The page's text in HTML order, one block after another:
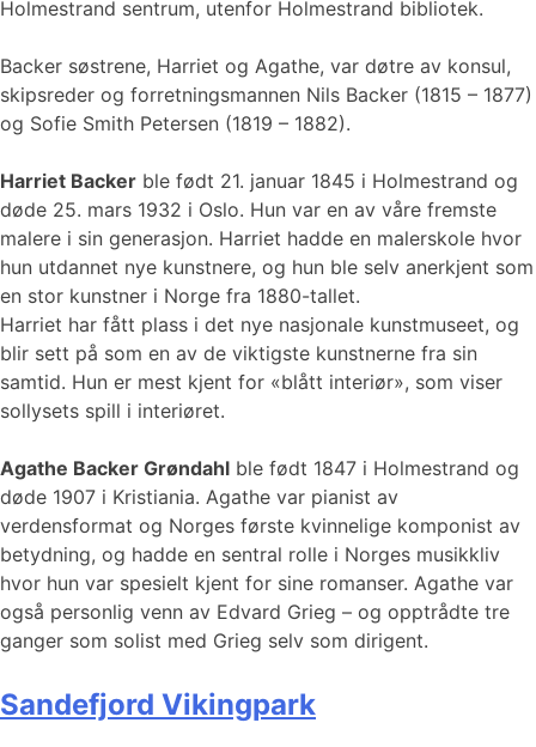
Holmestrand sentrum, utenfor Holmestrand bibliotek.
Backer søstrene, Harriet og Agathe, var døtre av konsul,
skipsreder og forretningsmannen Nils Backer (1815 – 1877)
og Sofie Smith Petersen (1819 – 1882).
Harriet Backer ble født 21. januar 1845 i Holmestrand og
døde 25. mars 1932 i Oslo. Hun var en av våre fremste
malere i sin generasjon. Harriet hadde en malerskole hvor
hun utdannet nye kunstnere, og hun ble selv anerkjent som
en stor kunstner i Norge fra 1880-tallet.
Harriet har fått plass i det nye nasjonale kunstmuseet, og
blir sett på som en av de viktigste kunstnerne fra sin
samtid. Hun er mest kjent for «blått interiør», som viser
sollysets spill i interiøret.
Agathe Backer Grøndahl ble født 1847 i Holmestrand og
døde 1907 i Kristiania. Agathe var pianist av
verdensformat og Norges første kvinnelige komponist av
betydning, og hadde en sentral rolle i Norges musikkliv
hvor hun var spesielt kjent for sine romanser. Agathe var
også personlig venn av Edvard Grieg – og opptrådte tre
ganger som solist med Grieg selv som dirigent.
Sandefjord Vikingpark